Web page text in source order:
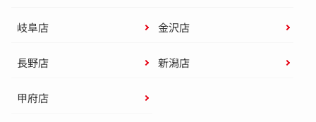
岐阜店 金沢店
長野店 新潟店
甲府店